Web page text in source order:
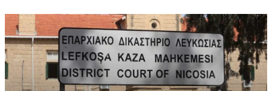
Εργατικό Συμβουλευτικό Σώμα.